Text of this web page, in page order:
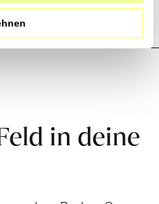
in deine